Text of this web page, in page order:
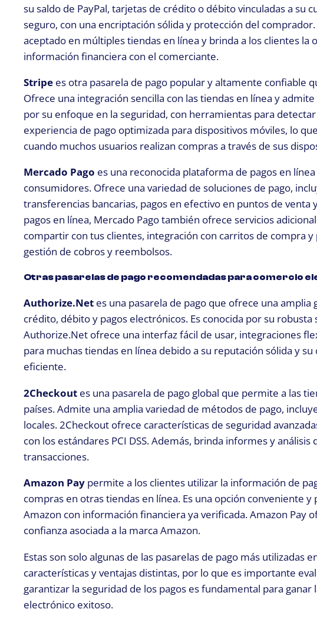
su saldo de PayPal, tarjetas de crédito o débito vinculadas a su
seguro, con una encriptación sólida y protección del
aceptado en múltiples tiendas en línea y brinda a los clientes
información financiera con el comerciante.
Stripe es otra pasarela de pago popular y altamente confiable
Ofrece una integración sencilla con las tiendas en línea y
por su enfoque en la seguridad, con herramientas para
experiencia de pago optimizada para dispositivos móviles, lo
cuando muchos usuarios realizan compras a través de sus
Mercado Pago es una reconocida plataforma de pagos en
consumidores. Ofrece una variedad de soluciones de pago,
transferencias bancarias, pagos en efectivo en puntos de venta
pagos en línea, Mercado Pago también ofrece servicios
compartir con tus clientes, integración con carritos de compra
gestión de cobros y reembolsos.
Otras pasarelas de pago recomendadas para comercio
Authorize.Net es una pasarela de pago que ofrece una
crédito, débito y pagos electrónicos. Es conocida por su robusta
Authorize.Net ofrece una interfaz fácil de usar, integraciones
para muchas tiendas en línea debido a su reputación sólida y
eficiente.
2Checkout es una pasarela de pago global que permite a las
países. Admite una amplia variedad de métodos de pago,
locales. 2Checkout ofrece características de seguridad
con los estándares PCI DSS. Además, brinda informes y
transacciones.
Amazon Pay permite a los clientes utilizar la información de
compras en otras tiendas en línea. Es una opción conveniente
Amazon con información financiera ya verificada. Amazon Pay
confianza asociada a la marca Amazon.
Estas son solo algunas de las pasarelas de pago más utilizadas
características y ventajas distintas, por lo que es importante
garantizar la seguridad de los pagos es fundamental para
electrónico exitoso.